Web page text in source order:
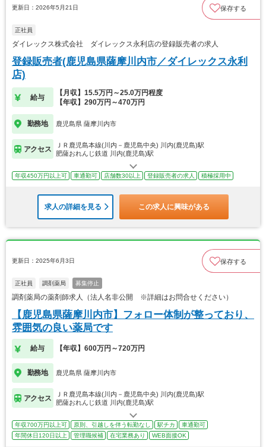
更新日：2026年5月21日 保存する
正社員
ダイレックス株式会社 ダイレックス永利店の登録販売者の求人
登録販売者(鹿児島県薩摩川内市／ダイレックス永利
店)
給与
【月収】15.5万円～25.0万円程度
【年収】290万円～470万円
勤務地 鹿児島県 薩摩川内市
アクセス
ＪＲ鹿児島本線(川内－鹿児島中央) 川内(鹿児島)駅
肥薩おれんじ鉄道 川内(鹿児島)駅
年収450万円以上可 車通勤可 店舗数30以上 登録販売者の求人 積極採用中
求人の詳細を見る この求人に興味がある
更新日：2025年6月3日 保存する
正社員 調剤薬局 募集停止
調剤薬局の薬剤師求人（法人名非公開 ※詳細はお問合せください）
【鹿児島県薩摩川内市】フォロー体制が整っており、
雰囲気の良い薬局です
給与 【年収】600万円～720万円
勤務地 鹿児島県 薩摩川内市
アクセス
ＪＲ鹿児島本線(川内－鹿児島中央) 川内(鹿児島)駅
肥薩おれんじ鉄道 川内(鹿児島)駅
年収700万円以上可 原則、引越しを伴う転勤なし 駅チカ
車通勤可
年間休日120日以上
管理職候補 在宅業務あり WEB面接OK